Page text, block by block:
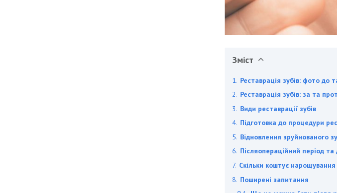
Зміст
Реставрація зубів: фото до
Реставрація зубів: за та
Види реставрації зубів
Підготовка до процедури
Відновлення зруйнованого
Післяопераційний період та
Скільки коштує нарощування
Поширені запитання